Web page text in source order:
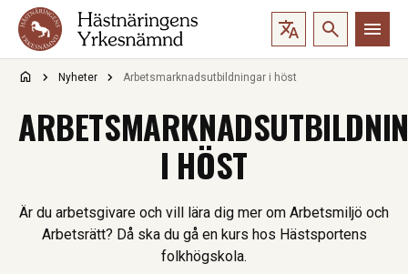
Hoppa till innehåll
Nyheter Arbetsmarknadsutbildningar i höst
I HÖST
Är du arbetsgivare och vill lära dig mer om Arbetsmiljö och
Arbetsrätt? Då ska du gå en kurs hos Hästsportens
folkhögskola.